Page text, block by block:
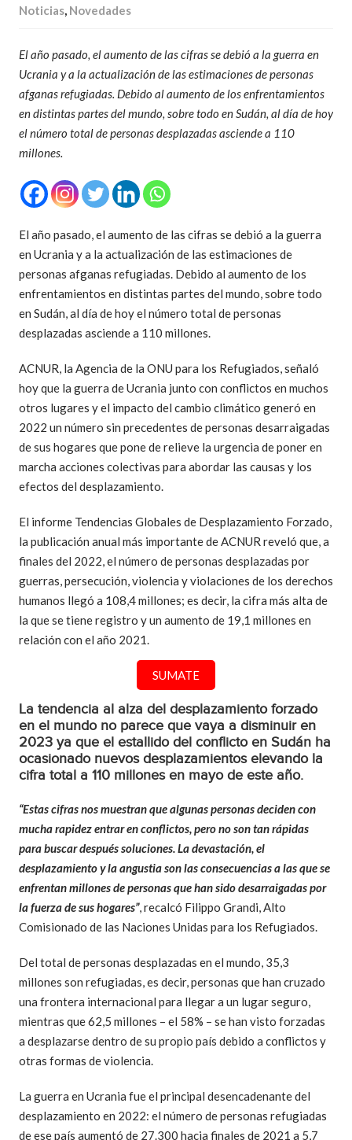
Noticias, Novedades
El año pasado, el aumento de las cifras se debió a la guerra en
Ucrania y a la actualización de las estimaciones de personas
afganas refugiadas. Debido al aumento de los enfrentamientos
en distintas partes del mundo, sobre todo en Sudán, al día de hoy
el número total de personas desplazadas asciende a 110
millones.
El año pasado, el aumento de las cifras se debió a la guerra
en Ucrania y a la actualización de las estimaciones de
personas afganas refugiadas. Debido al aumento de los
enfrentamientos en distintas partes del mundo, sobre todo
en Sudán, al día de hoy el número total de personas
desplazadas asciende a 110 millones.
ACNUR, la Agencia de la ONU para los Refugiados, señaló
hoy que la guerra de Ucrania junto con conflictos en muchos
otros lugares y el impacto del cambio climático generó en
2022 un número sin precedentes de personas desarraigadas
de sus hogares que pone de relieve la urgencia de poner en
marcha acciones colectivas para abordar las causas y los
efectos del desplazamiento.
El informe Tendencias Globales de Desplazamiento Forzado,
la publicación anual más importante de ACNUR reveló que, a
finales del 2022, el número de personas desplazadas por
guerras, persecución, violencia y violaciones de los derechos
humanos llegó a 108,4 millones; es decir, la cifra más alta de
la que se tiene registro y un aumento de 19,1 millones en
relación con el año 2021.
SUMATE
La tendencia al alza del desplazamiento forzado
en el mundo no parece que vaya a disminuir en
2023 ya que el estallido del conflicto en Sudán ha
ocasionado nuevos desplazamientos elevando la
cifra total a 110 millones en mayo de este año.
“Estas cifras nos muestran que algunas personas deciden con
mucha rapidez entrar en conflictos, pero no son tan rápidas
para buscar después soluciones. La devastación, el
desplazamiento y la angustia son las consecuencias a las que se
enfrentan millones de personas que han sido desarraigadas por
la fuerza de sus hogares”, recalcó Filippo Grandi, Alto
Comisionado de las Naciones Unidas para los Refugiados.
Del total de personas desplazadas en el mundo, 35,3
millones son refugiadas, es decir, personas que han cruzado
una frontera internacional para llegar a un lugar seguro,
mientras que 62,5 millones – el 58% – se han visto forzadas
a desplazarse dentro de su propio país debido a conflictos y
otras formas de violencia.
La guerra en Ucrania fue el principal desencadenante del
desplazamiento en 2022: el número de personas refugiadas
de ese país aumentó de 27.300 hacia finales de 2021 a 5,7